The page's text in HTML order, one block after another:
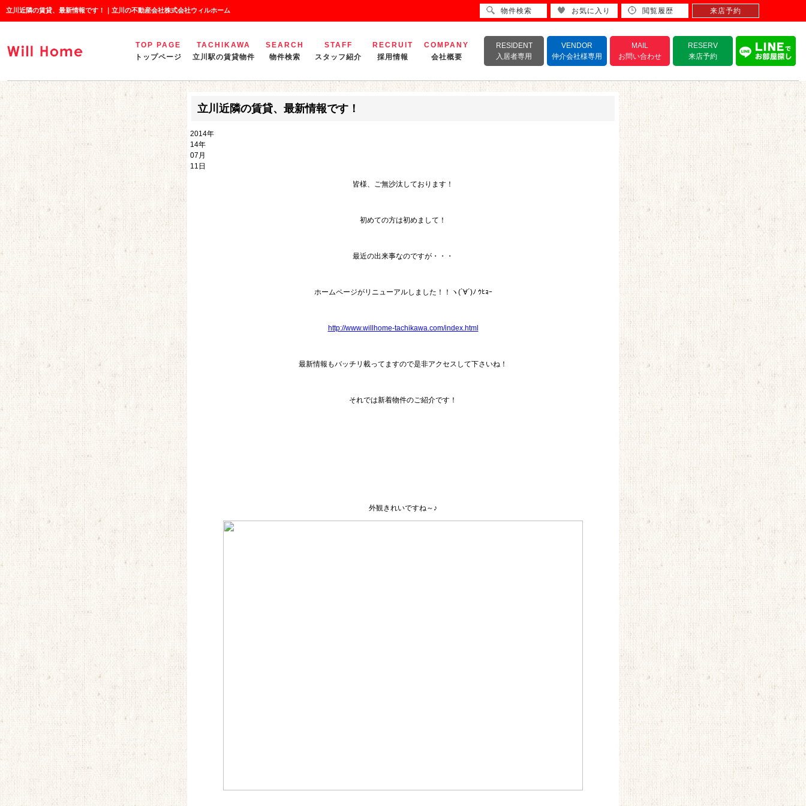
立川近隣の賃貸、最新情報です！｜立川の不動産会社株式会社ウィルホーム
TOP PAGE
トップページ
TACHIKAWA
立川駅の賃貸物件
SEARCH
物件検索
STAFF
スタッフ紹介
RECRUIT
採用情報
COMPANY
会社概要
RESIDENT
入居者専用
VENDOR
仲介会社様専用
MAIL
お問い合わせ
RESERV
来店予約
立川近隣の賃貸、最新情報です！
2014年
14年
07月
11日
皆様、ご無沙汰しております！
初めての方は初めまして！
最近の出来事なのですが・・・
ホームページがリニューアルしました！！ヽ(`∀´)ﾉ ｳﾋｮｰ
http://www.willhome-tachikawa.com/index.html
最新情報もバッチリ載ってますので是非アクセスして下さいね！
それでは新着物件のご紹介です！
外観きれいですね～♪
物件検索 お気に入り 閲覧履歴 来店予約